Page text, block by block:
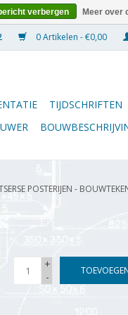
0 Artikelen - €0,00
TIJDSCHRIFTEN
POSTERIJEN -
+
-
verbergen Meer over